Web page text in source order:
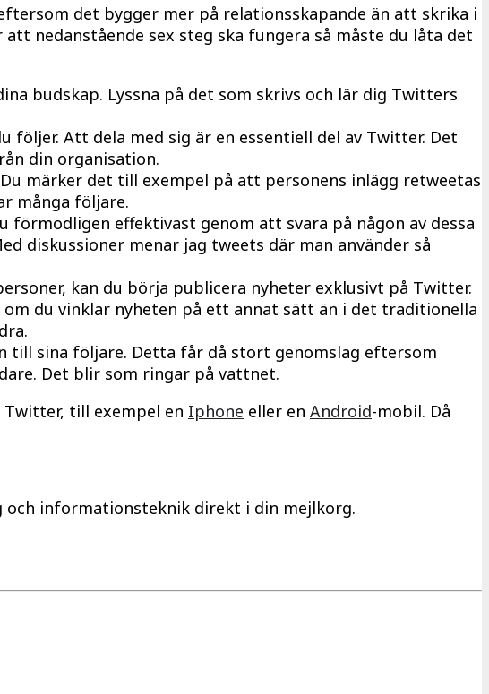
det bygger mer på relationsskapande än att skrika i
nedanstående sex steg ska fungera så måste du låta det
budskap. Lyssna på det som skrivs och lär dig Twitters
Att dela med sig är en essentiell del av Twitter. Det
din organisation.
märker det till exempel på att personens inlägg retweetas
många följare.
effektivast genom att svara på någon av dessa
diskussioner menar jag tweets där man använder så
kan du börja publicera nyheter exklusivt på Twitter.
du vinklar nyheten på ett annat sätt än i det traditionella
till sina följare. Detta får då stort genomslag eftersom
Det blir som ringar på vattnet.
till exempel en Iphone eller en Android-mobil. Då
informations­teknik direkt i din mejlkorg.